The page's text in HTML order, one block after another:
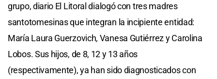
grupo, diario El Litoral dialogó con tres madres
santotomesinas que integran la incipiente entidad:
María Laura Guerzovich, Vanesa Gutiérrez y Carolina
Lobos. Sus hijos, de 8, 12 y 13 años
(respectivamente), ya han sido diagnosticados con